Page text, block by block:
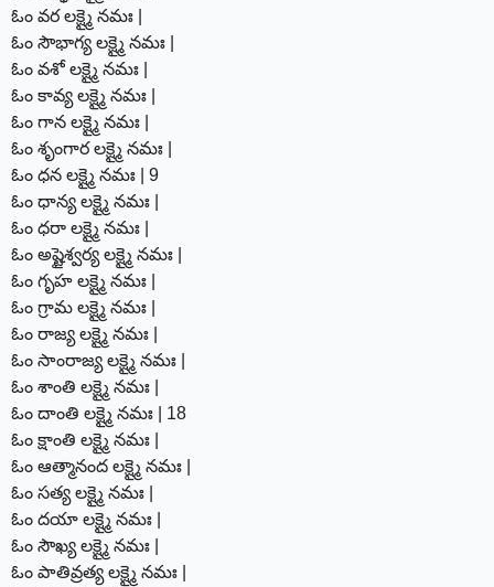
ఓం వర లక్ష్మై నమః |
ఓం సౌభాగ్య లక్ష్మై నమః |
ఓం వశో లక్ష్మై నమః |
ఓం కావ్య లక్ష్మై నమః |
ఓం గాన లక్ష్మై నమః |
ఓం శృంగార లక్ష్మై నమః |
ఓం ధన లక్ష్మై నమః | 9
ఓం ధాన్య లక్ష్మై నమః |
ఓం ధరా లక్ష్మై నమః |
ఓం అష్టైశ్వర్య లక్ష్మై నమః |
ఓం గృహ లక్ష్మై నమః |
ఓం గ్రామ లక్ష్మై నమః |
ఓం రాజ్య లక్ష్మై నమః |
ఓం సాంరాజ్య లక్ష్మై నమః |
ఓం శాంతి లక్ష్మై నమః |
ఓం దాంతి లక్ష్మై నమః | 18
ఓం క్షాంతి లక్ష్మై నమః |
ఓం ఆత్మానంద లక్ష్మై నమః |
ఓం సత్య లక్ష్మై నమః |
ఓం దయా లక్ష్మై నమః |
ఓం సౌఖ్య లక్ష్మై నమః |
ఓం పాతివ్రత్య లక్ష్మై నమః |